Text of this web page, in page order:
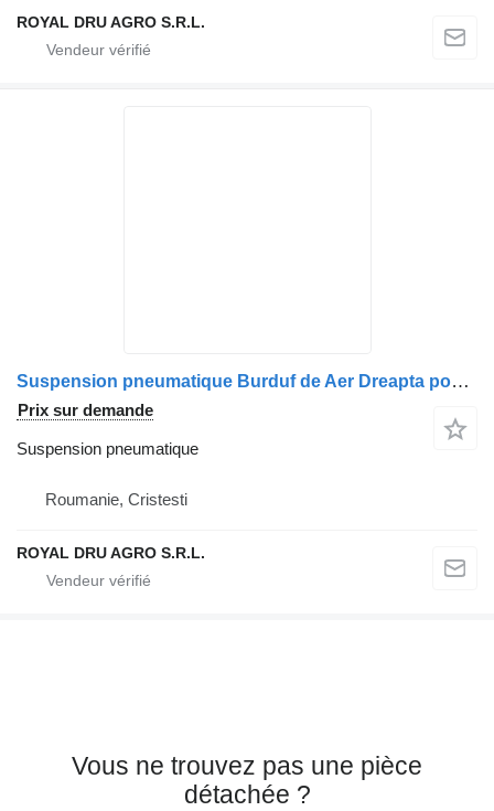
ROYAL DRU AGRO S.R.L.
Suspension pneumatique Burduf de Aer Dreapta pour camion MAN – Coduri: 81436010151, 81436010176, 81436016065, 81436030068, 81436006056, 81436006036
Prix sur demande
Suspension pneumatique
Roumanie, Cristesti
ROYAL DRU AGRO S.R.L.
Vous ne trouvez pas une pièce
détachée ?